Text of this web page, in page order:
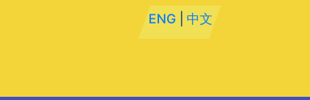
ENG |中文